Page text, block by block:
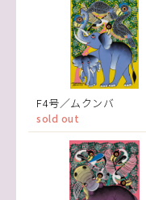
F4号／ムクンバ
sold out